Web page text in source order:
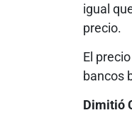
igual
precio.
El
bancos
Dimitió